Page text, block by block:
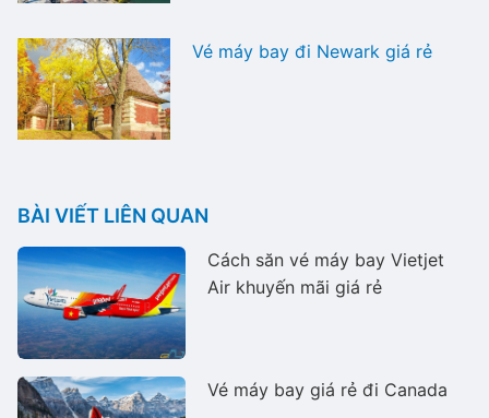
Vé máy bay đi Newark giá rẻ
BÀI VIẾT LIÊN QUAN
Cách săn vé máy bay Vietjet
Air khuyến mãi giá rẻ
Vé máy bay giá rẻ đi Canada